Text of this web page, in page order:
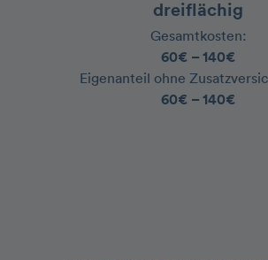
dreiflächig
Gesamtkosten:
60€ – 140€
‍Eigenanteil ohne
60€ – 140€